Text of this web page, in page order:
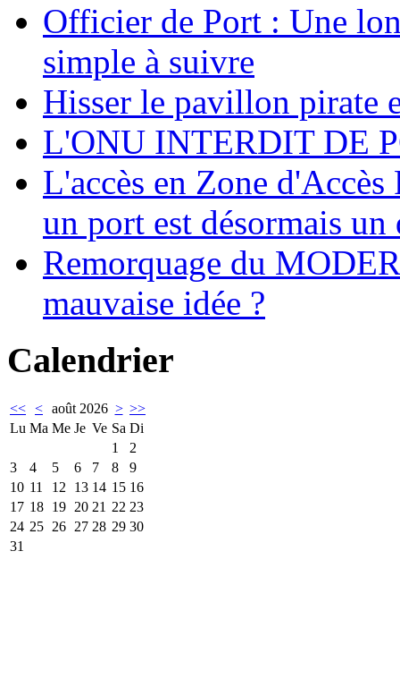
Officier de Port : Une
simple à suivre
Hisser le pavillon pirate
L'ONU INTERDIT DE
L'accès en Zone
un port est désormais un
Remorquage du
mauvaise idée ?
Calendrier
<< < août 2026 > >>
Lu Ma Me Je Ve Sa Di
1
2
3
4 5 6 7 8
9
10 11 12 13 14 15 16
17 18 19 20 21 22 23
24 25 26 27 28 29 30
31